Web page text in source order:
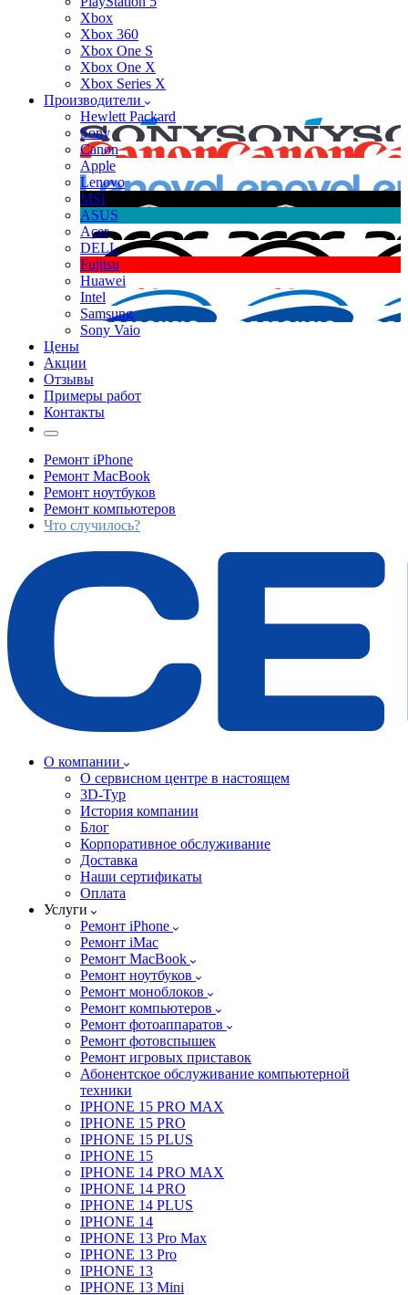
Xbox
Xbox 360
Xbox One S
Xbox One X
Xbox Series X
Производители
Hewlett Packard
Sony
Canon
Apple
Lenovo
MSI
ASUS
Acer
DELL
Fujitsu
Huawei
Intel
Samsung
Sony Vaio
Цены
Акции
Отзывы
Примеры работ
Контакты
Ремонт iPhone
Ремонт MacBook
Ремонт ноутбуков
Ремонт компьютеров
Что случилось?
О компании
О сервисном центре в настоящем
3D-Тур
История компании
Блог
Корпоративное обслуживание
Доставка
Наши сертификаты
Оплата
Услуги
Ремонт iPhone
Ремонт iMac
Ремонт MacBook
Ремонт ноутбуков
Ремонт моноблоков
Ремонт компьютеров
Ремонт фотоаппаратов
Ремонт фотовспышек
Ремонт игровых приставок
Абонентское обслуживание компьютерной
техники
IPHONE 15 PRO MAX
IPHONE 15 PRO
IPHONE 15 PLUS
IPHONE 15
IPHONE 14 PRO MAX
IPHONE 14 PRO
IPHONE 14 PLUS
IPHONE 14
IPHONE 13 Pro Max
IPHONE 13 Pro
IPHONE 13
IPHONE 13 Mini